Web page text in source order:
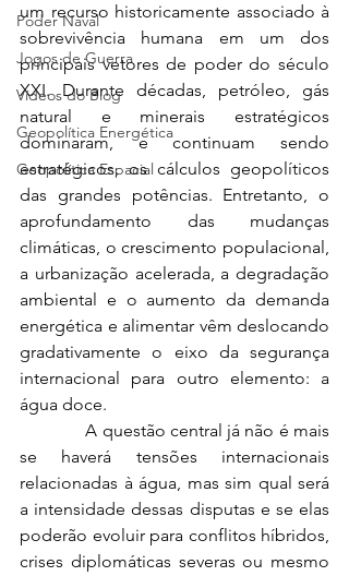
Poder Naval
Jogos de Guerra
Vídeos do Blog
Geopolítica Energética
Geopolítica Espacial
um recurso historicamente associado à
sobrevivência humana em um dos
principais vetores de poder do século
XXI. Durante décadas, petróleo, gás
natural e minerais estratégicos
dominaram, e continuam sendo
estratégicos, os cálculos geopolíticos
das grandes potências. Entretanto, o
aprofundamento das mudanças
climáticas, o crescimento populacional,
a urbanização acelerada, a degradação
ambiental e o aumento da demanda
energética e alimentar vêm deslocando
gradativamente o eixo da segurança
internacional para outro elemento: a
água doce.
A questão central já não é mais
se haverá tensões internacionais
relacionadas à água, mas sim qual será
a intensidade dessas disputas e se elas
poderão evoluir para conflitos híbridos,
crises diplomáticas severas ou mesmo